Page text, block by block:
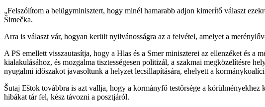
„Felszólítom a belügyminisztert, hogy minél hamarabb adjon kimerítő választ
Šimečka.
Arra is választ vár, hogyan került nyilvánosságra az a felvétel, amelyet a
A PS emellett visszautasítja, hogy a Hlas és a Smer miniszterei az ellenzéket és a
kialakulásához, és mozgalma tisztességesen politizál, a szakmai megközelítésre
nyugalmi időszakot javasoltunk a helyzet lecsillapítására, ehelyett a
Šutaj Eštok továbbra is azt vallja, hogy a kormányfő testőrsége a
hibákat tár fel, kész távozni a posztjáról.